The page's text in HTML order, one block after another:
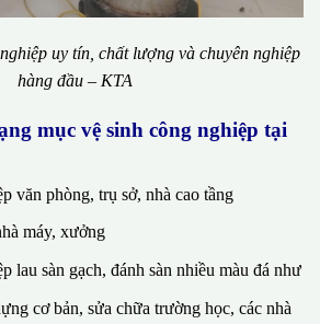
uy tín, chất lượng và chuyên nghiệp
hàng đầu – KTA
mục vệ sinh công nghiệp tại
văn phòng, trụ sở, nhà cao tầng
máy, xưởng
lau sàn gạch, đánh sàn nhiều màu đá như
cơ bản, sửa chữa trường học, các nhà